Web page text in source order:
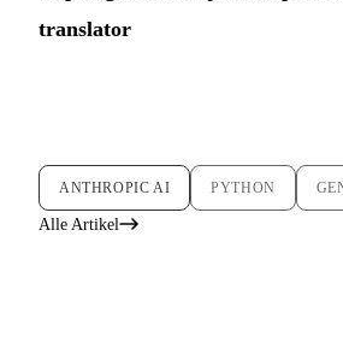
translator
ANTHROPIC AI PYTHON
Alle Artikel